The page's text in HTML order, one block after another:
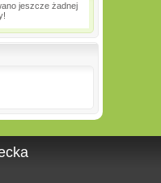
jeszcze żadnej